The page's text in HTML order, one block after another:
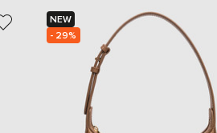
NEW
- 29%